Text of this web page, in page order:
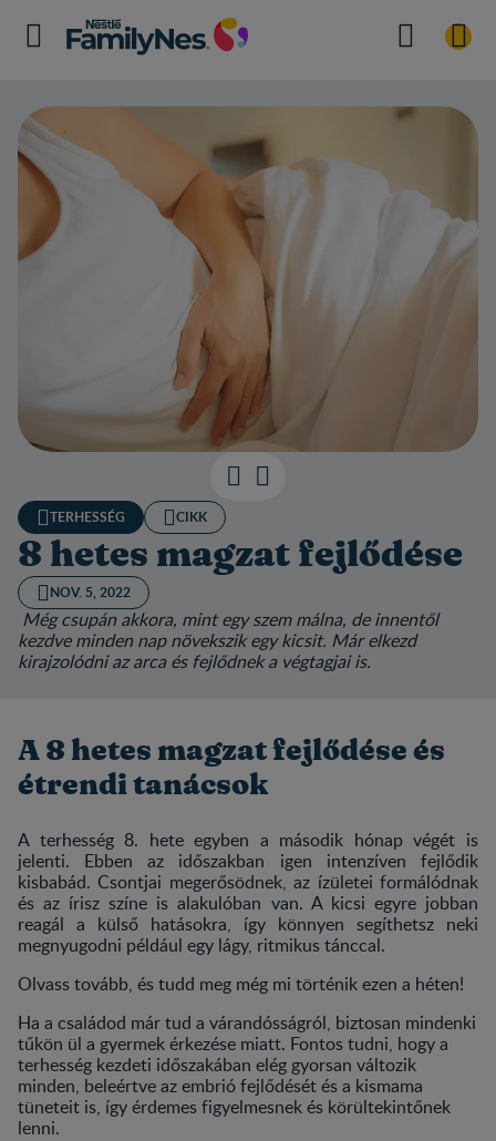
TERHESSÉG CIKK
8 hetes magzat fejlődése
NOV. 5, 2022
Még csupán akkora, mint egy szem málna, de innentől
kezdve minden nap növekszik egy kicsit. Már elkezd
kirajzolódni az arca és fejlődnek a végtagjai is.
A 8 hetes magzat fejlődése és
étrendi tanácsok
A terhesség 8. hete egyben a második hónap végét is
jelenti. Ebben az időszakban igen intenzíven fejlődik
kisbabád. Csontjai megerősödnek, az ízületei formálódnak
és az írisz színe is alakulóban van. A kicsi egyre jobban
reagál a külső hatásokra, így könnyen segíthetsz neki
megnyugodni például egy lágy, ritmikus tánccal.
Olvass tovább, és tudd meg még mi történik ezen a héten!
Ha a családod már tud a várandósságról, biztosan mindenki
tűkön ül a gyermek érkezése miatt. Fontos tudni, hogy a
terhesség kezdeti időszakában elég gyorsan változik
minden, beleértve az embrió fejlődését és a kismama
tüneteit is, így érdemes figyelmesnek és körültekintőnek
lenni.